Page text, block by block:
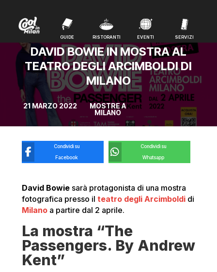
GUIDE RISTORANTI EVENTI SERVIZI
GUIDE RISTORANTI EVENTI SERVIZI
DAVID BOWIE IN MOSTRA AL
TEATRO DEGLI ARCIMBOLDI DI
MILANO
21 MARZO 2022
MOSTRE A
MILANO
Condividi su
Facebook
Condividi su
Whatsapp
David Bowiesarà protagonista di una mostra
fotografica presso il teatro degli Arcimboldidi
Milanoa partire dal 2 aprile.
La mostra “The
Passengers. By Andrew
Kent”